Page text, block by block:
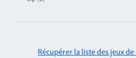
Récupérer la liste des jeux